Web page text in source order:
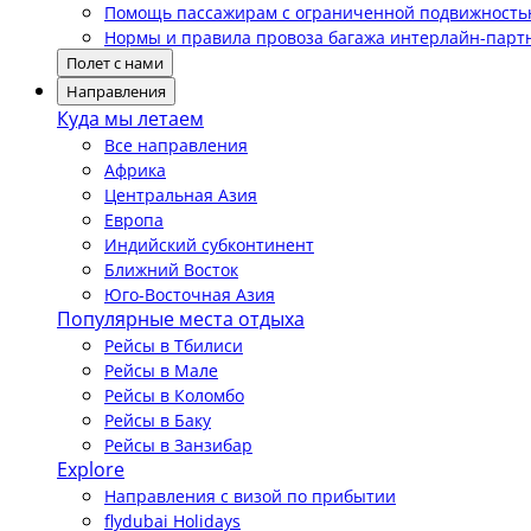
Помощь пассажирам с ограниченной
Нормы и правила провоза багажа интерлайн-
Полет с нами
Направления
Куда мы летаем
Все направления
Африка
Центральная Азия
Европа
Индийский субконтинент
Ближний Восток
Юго-Восточная Азия
Популярные места отдыха
Рейсы в Тбилиси
Рейсы в Мале
Рейсы в Коломбо
Рейсы в Баку
Рейсы в Занзибар
Explore
Направления с визой по прибытии
flydubai Holidays